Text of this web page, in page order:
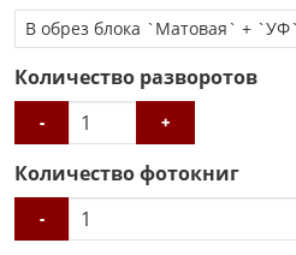
Количество разворотов
- +
Количество фотокниг
-